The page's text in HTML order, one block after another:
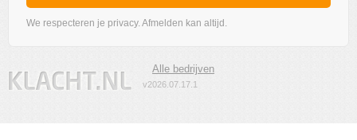
We respecteren je privacy. Afmelden kan altijd.
Alle bedrijven
v2026.07.17.1